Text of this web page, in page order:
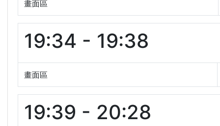
畫面區
19:34 - 19:38
畫面區
19:39 - 20:28